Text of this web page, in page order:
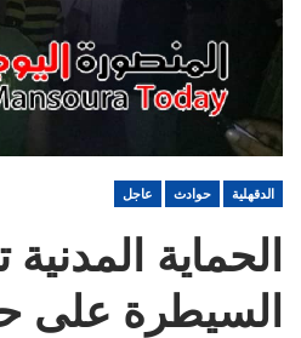
الدقهلية حوادث عاجل
الحماية
السيطرة على